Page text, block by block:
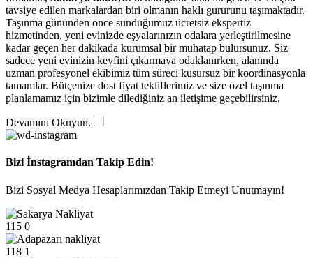
tavsiye edilen markalardan biri olmanın haklı gururunu taşımaktadır.
Taşınma gününden önce sunduğumuz ücretsiz ekspertiz
hizmetinden, yeni evinizde eşyalarınızın odalara yerleştirilmesine
kadar geçen her dakikada kurumsal bir muhatap bulursunuz. Siz
sadece yeni evinizin keyfini çıkarmaya odaklanırken, alanında
uzman profesyonel ekibimiz tüm süreci kusursuz bir koordinasyonla
tamamlar. Bütçenize dost fiyat tekliflerimiz ve size özel taşınma
planlamamız için bizimle dilediğiniz an iletişime geçebilirsiniz.
Devamını Okuyun.
Bizi İnstagramdan Takip Edin!
Bizi Sosyal Medya Hesaplarımızdan Takip Etmeyi Unutmayın!
115 0
118 1